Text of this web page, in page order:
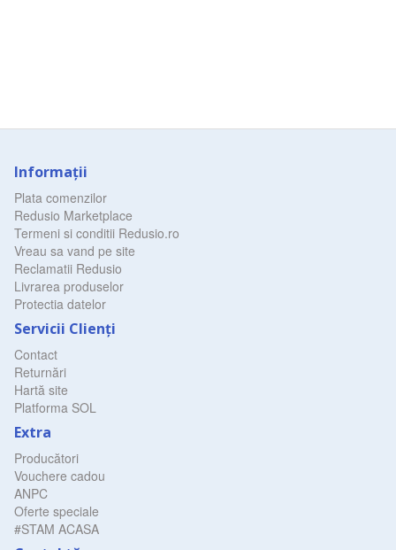
Informaţii
Plata comenzilor
Redusio Marketplace
Termeni si conditii Redusio.ro
Vreau sa vand pe site
Reclamatii Redusio
Livrarea produselor
Protectia datelor
Servicii Clienţi
Contact
Returnări
Hartă site
Platforma SOL
Extra
Producători
Vouchere cadou
ANPC
Oferte speciale
#STAM ACASA